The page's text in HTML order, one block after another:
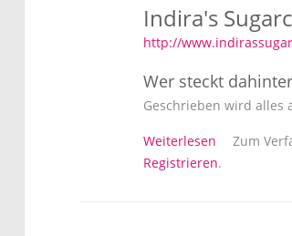
Indira's
http://
Wer steckt
Geschrieben wird alles
Weiterlesen über
Zum
Registrieren.